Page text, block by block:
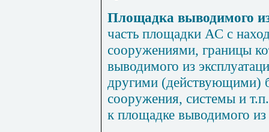
Площадка выводимого
часть площадки АС с
сооружениями, границы
выводимого из
другими (действующими)
сооружения, системы и
к площадке выводимого